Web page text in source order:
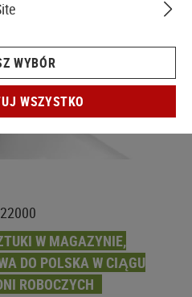
W MAGAZYNIE,
DO POLSKA W CIĄGU
ROBOCZYCH
WYBÓR
WSZYSTKO